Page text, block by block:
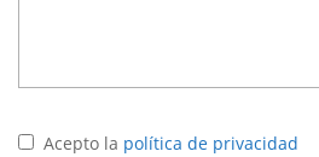
Acepto la política de privacidad